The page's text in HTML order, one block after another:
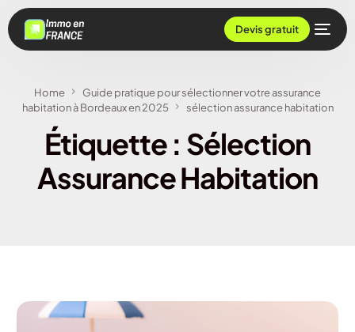
Devis gratuit
Home
Guide pratique pour sélectionner votre assurance
habitation à Bordeaux en 2025
sélection assurance habitation
Étiquette : Sélection
Assurance Habitation